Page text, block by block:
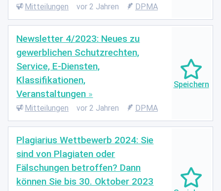
Mitteilungen vor 2 Jahren DPMA
Newsletter 4/2023: Neues zu
gewerblichen Schutzrechten,
Service, E-Diensten,
Klassifikationen,
Veranstaltungen
Mitteilungen vor 2 Jahren DPMA
Plagiarius Wettbewerb 2024: Sie
sind von Plagiaten oder
Fälschungen betroffen? Dann
können Sie bis 30. Oktober 2023